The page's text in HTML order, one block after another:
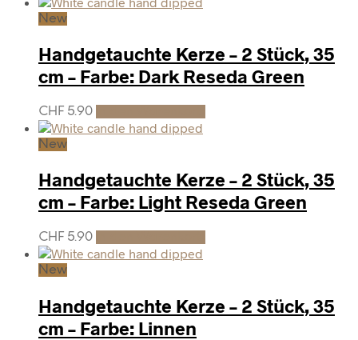
New
Handgetauchte Kerze – 2 Stück, 35
cm – Farbe: Dark Reseda Green
CHF 5.90
New
Handgetauchte Kerze – 2 Stück, 35
cm – Farbe: Light Reseda Green
CHF 5.90
New
Handgetauchte Kerze – 2 Stück, 35
cm – Farbe: Linnen